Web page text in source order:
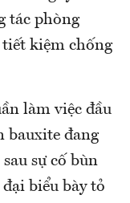
tác phòng
kiệm chống
làm việc đầu
bauxite đang
sự cố bùn
biểu bày tỏ